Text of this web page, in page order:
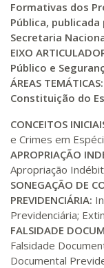
200 H 25dias
220 H 28dias
260 H 33dias
280 H 35 dias
Formativas dos
Pública,
Secretaria
EIXO
Público e
ÁREAS
Constituição do
CONCEITOS
e Crimes em
APROPRIAÇÃO
Apropriação
SONEGAÇÃO DE
PREVIDENCIÁRIA:
Previdenciária;
FALSIDADE
Falsidade
Documental